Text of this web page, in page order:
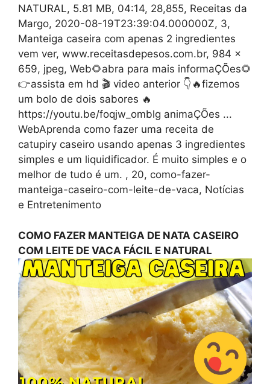
NATURAL, 5.81 MB, 04:14, 28,855, Receitas da
Margo, 2020-08-19T23:39:04.000000Z, 3,
Manteiga caseira com apenas 2 ingredientes
vem ver, www.receitasdepesos.com.br, 984 x
659, jpeg, Web🌻abra para mais informaÇÕes🌻
👉assista em hd 🎬 video anterior 👇🔥fizemos
um bolo de dois sabores 🔥
https://youtu.be/foqjw_omblg animaÇÕes ...
WebAprenda como fazer uma receita de
catupiry caseiro usando apenas 3 ingredientes
simples e um liquidificador. É muito simples e o
melhor de tudo é um. , 20, como-fazer-
manteiga-caseiro-com-leite-de-vaca, Notícias
e Entretenimento
COMO FAZER MANTEIGA DE NATA CASEIRO
COM LEITE DE VACA FÁCIL E NATURAL